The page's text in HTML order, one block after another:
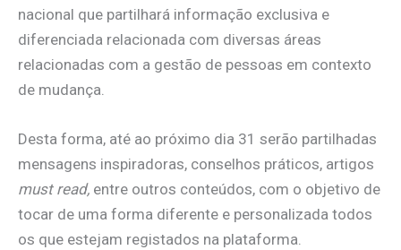
nacional que partilhará informação exclusiva e
diferenciada relacionada com diversas áreas
relacionadas com a gestão de pessoas em contexto
de mudança.
Desta forma, até ao próximo dia 31 serão partilhadas
mensagens inspiradoras, conselhos práticos, artigos
must read, entre outros conteúdos, com o objetivo de
tocar de uma forma diferente e personalizada todos
os que estejam registados na plataforma.